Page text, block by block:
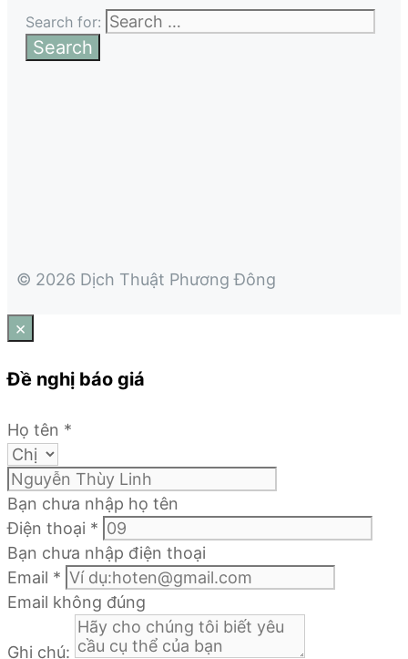
Search for:
© 2026 Dịch Thuật Phương Đông
×
Đề nghị báo giá
Họ tên *
Bạn chưa nhập họ tên
Điện thoại *
Bạn chưa nhập điện thoại
Email *
Email không đúng
Ghi chú: